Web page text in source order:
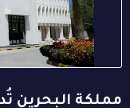
مملكة البحرين